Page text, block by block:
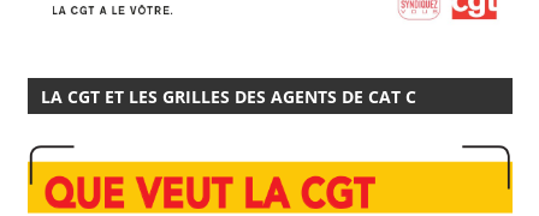
LA CGT ET LES GRILLES DES AGENTS DE CAT C